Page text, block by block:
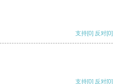
支持[0] 反对[0]
支持[0] 反对[0]